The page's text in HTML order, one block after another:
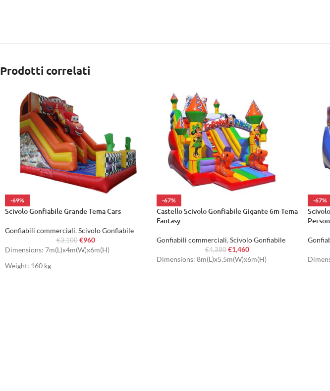
Prodotti correlati
-69%
Scivolo Gonfiabile Grande Tema Cars
Gonfiabili commerciali, Scivolo Gonfiabile
€3,100 €960
Dimensions: 7m(L)x4m(W)x6m(H)
Weight: 160 kg
-67%
Castello Scivolo Gonfiabile Gigante 6m Tema
Fantasy
Gonfiabili commerciali, Scivolo Gonfiabile
€4,380 €1,460
Dimensions: 8m(L)x5.5m(W)x6m(H)
-67%